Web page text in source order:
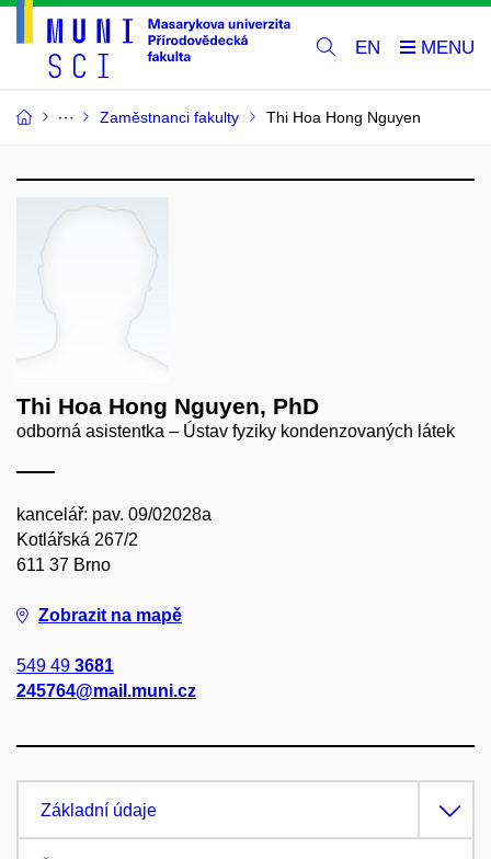
EN
Zaměstnanci fakulty Thi Hoa Hong Nguyen
Thi Hoa Hong Nguyen, PhD
odborná asistentka – Ústav fyziky kondenzovaných látek
kancelář: pav. 09/02028a
Kotlářská 267/2
611 37 Brno
Zobrazit na mapě
549 49 3681
245764@mail.muni.cz
Základní údaje